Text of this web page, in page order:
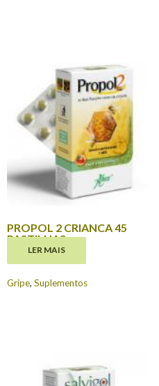
PROPOL 2 CRIANCA 45
PASTILHAS
8.45
LER MAIS
Gripe, Suplementos